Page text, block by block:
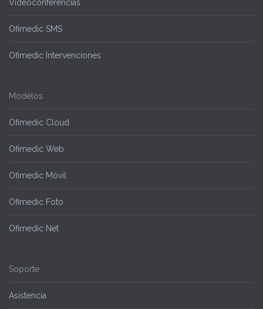
Videoconferencias
Ofimedic SMS
Ofimedic Intervenciones
Modelos
Ofimedic Cloud
Ofimedic Web
Ofimedic Móvil
Ofimedic Foto
Ofimedic Net
Soporte
Asistencia